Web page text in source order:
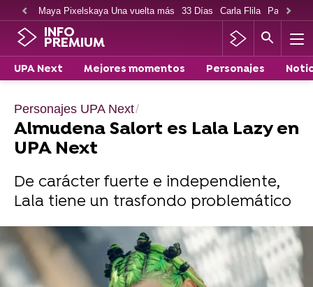
Maya Pixelskaya Una vuelta más 33 Días Carla Flila Paco
INFO
PREMIUM
UPA Next Mejores momentos Personajes
Personajes UPA Next
Almudena Salort es Lala Lazy en
UPA Next
De carácter fuerte e independiente,
Lala tiene un trasfondo problemático